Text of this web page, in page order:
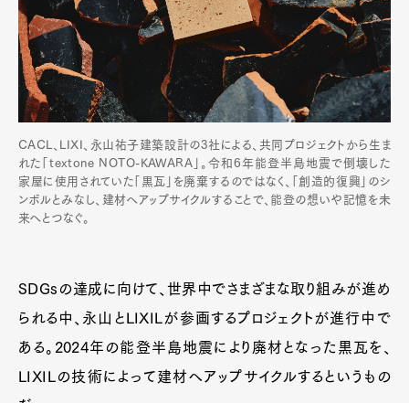
CACL、LIXI、永山祐子建築設計の3社による、共同プロジェクトから生ま
れた「textone NOTO-KAWARA」。令和6年能登半島地震で倒壊した
家屋に使用されていた「黒瓦」を廃棄するのではなく、「創造的復興」のシ
ンボルとみなし、建材へアップサイクルすることで、能登の想いや記憶を未
来へとつなぐ。
SDGsの達成に向けて、世界中でさまざまな取り組みが進め
られる中、永山とLIXILが参画するプロジェクトが進行中で
ある。2024年の能登半島地震により廃材となった黒瓦を、
LIXILの技術によって建材へアップサイクルするというもの